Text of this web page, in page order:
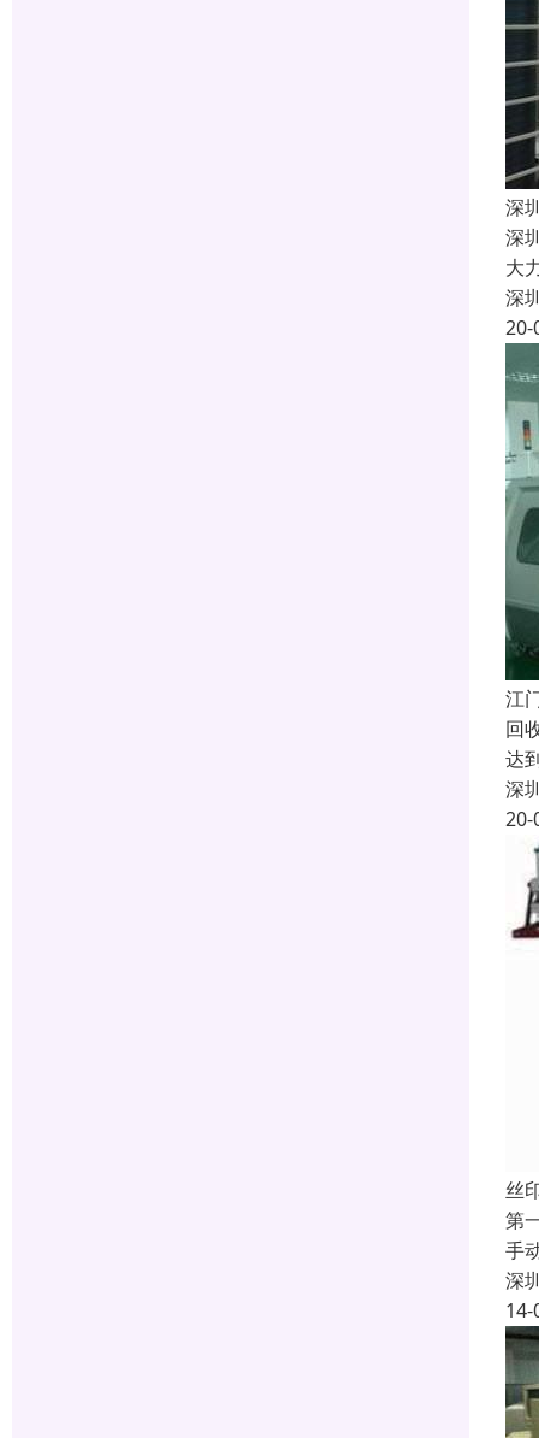
深
深
大
深
20-
江
回
达
深
20-
丝
第
手
深
14-